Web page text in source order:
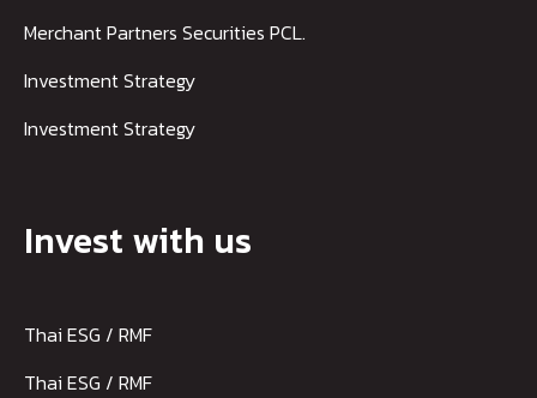
Merchant Partners Securities PCL.
Investment Strategy
Investment Strategy
Invest with us
Thai ESG / RMF
Thai ESG / RMF